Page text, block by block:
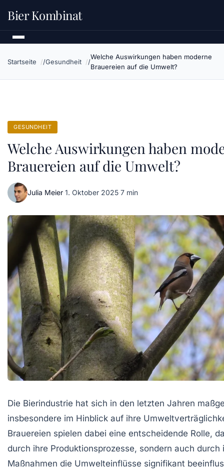
Bier Kombinat
Startseite Gesundheit
Welche Auswirkungen haben moderne
Brauereien auf die Umwelt?
GESUNDHEIT
Welche Auswirkungen haben
Brauereien auf die Umwelt?
Julia Meier·1. Oktober 2025·7 min
Die Bierindustrie hat sich in den letzten Jahren
insbesondere im Hinblick auf ihre
Brauereien spielen dabei eine entscheidende Rolle,
durch ihre Produktionsprozesse, sondern auch
Maßnahmen die Umwelteinflüsse signifikant